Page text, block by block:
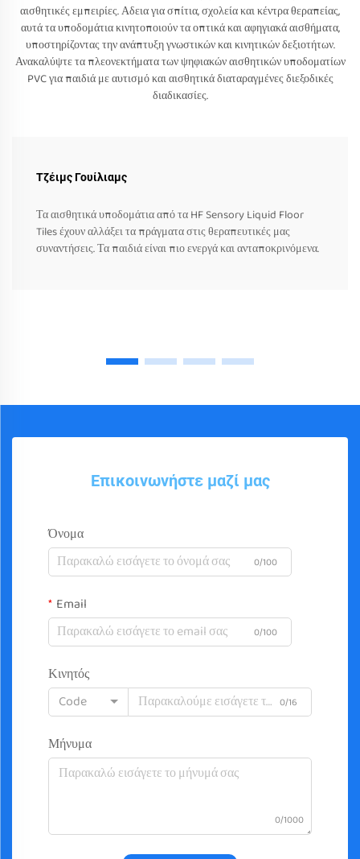
αισθητικές εμπειρίες. Αδεια για σπίτια, σχολεία και κέντρα θεραπείας,
αυτά τα υποδομάτια κινητοποιούν τα οπτικά και αφηγιακά αισθήματα,
υποστηρίζοντας την ανάπτυξη γνωστικών και κινητικών δεξιοτήτων.
Ανακαλύψτε τα πλεονεκτήματα των ψηφιακών αισθητικών υποδοματίων
PVC για παιδιά με αυτισμό και αισθητικά διαταραγμένες διεξοδικές
διαδικασίες.
Τζέιμς Γουίλιαμς
Τα αισθητικά υποδομάτια από τα HF Sensory Liquid Floor
Tiles έχουν αλλάξει τα πράγματα στις θεραπευτικές μας
συναντήσεις. Τα παιδιά είναι πιο ενεργά και ανταποκρινόμενα.
Επικοινωνήστε μαζί μας
Όνομα
0/100
Email
0/100
Κινητός
Code
0/16
Μήνυμα
0/1000